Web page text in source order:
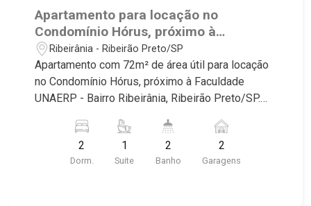
Apartamento para locação no
Condomínio Hórus, próximo à
Faculdade UNAERP - Ribeirão Preto/SP.
Ribeirânia - Ribeirão Preto/SP
Apartamento com 72m² de área útil para locação
no Condomínio Hórus, próximo à Faculdade
UNAERP - Bairro Ribeirânia, Ribeirão Preto/SP.
Martinelli Imobiliária selecionou para você: -
72m² de área útil - 2 dormitórios com armários
sendo 1 suíte - Banheiro social - Sala 2
2
Dorm.
1
Suite
2
Banho
2
Garagens